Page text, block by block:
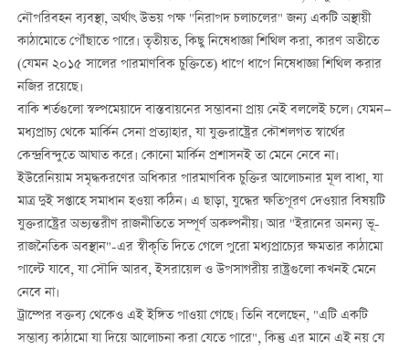
নৌপরিবহন ব্যবস্থা, অর্থাৎ উভয় পক্ষ "নিরাপদ চলাচলের" জন্য একটি অস্থায়ী
কাঠামোতে পৌঁছাতে পারে। তৃতীয়ত, কিছু নিষেধাজ্ঞা শিথিল করা, কারণ অতীতে
(যেমন ২০১৫ সালের পারমাণবিক চুক্তিতে) ধাপে ধাপে নিষেধাজ্ঞা শিথিল করার
নজির রয়েছে।
বাকি শর্তগুলো স্বল্পমেয়াদে বাস্তবায়নের সম্ভাবনা প্রায় নেই বললেই চলে। যেমন—
মধ্যপ্রাচ্য থেকে মার্কিন সেনা প্রত্যাহার, যা যুক্তরাষ্ট্রের কৌশলগত স্বার্থের
কেন্দ্রবিন্দুতে আঘাত করে। কোনো মার্কিন প্রশাসনই তা মেনে নেবে না।
ইউরেনিয়াম সমৃদ্ধকরণের অধিকার পারমাণবিক চুক্তির আলোচনার মূল বাধা, যা
মাত্র দুই সপ্তাহে সমাধান হওয়া কঠিন। এ ছাড়া, যুদ্ধের ক্ষতিপূরণ দেওয়ার বিষয়টি
যুক্তরাষ্ট্রের অভ্যন্তরীণ রাজনীতিতে সম্পূর্ণ অকল্পনীয়। আর "ইরানের অনন্য ভূ-
রাজনৈতিক অবস্থান"-এর স্বীকৃতি দিতে গেলে পুরো মধ্যপ্রাচ্যের ক্ষমতার কাঠামো
পাল্টে যাবে, যা সৌদি আরব, ইসরায়েল ও উপসাগরীয় রাষ্ট্রগুলো কখনই মেনে
নেবে না।
ট্রাম্পের বক্তব্য থেকেও এই ইঙ্গিত পাওয়া গেছে। তিনি বলেছেন, "এটি একটি
সম্ভাব্য কাঠামো যা দিয়ে আলোচনা করা যেতে পারে", কিন্তু এর মানে এই নয় যে